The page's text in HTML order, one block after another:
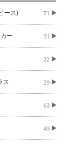
ース) 71
ー 31
22
ス 29
63
49